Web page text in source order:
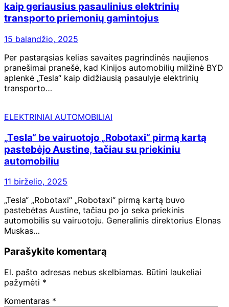
kaip geriausius pasaulinius elektrinių
transporto priemonių gamintojus
15 balandžio, 2025
Per pastarąsias kelias savaites pagrindinės naujienos
pranešimai pranešė, kad Kinijos automobilių milžinė BYD
aplenkė „Tesla“ kaip didžiausią pasaulyje elektrinių
transporto…
ELEKTRINIAI AUTOMOBILIAI
„Tesla“ be vairuotojo „Robotaxi“ pirmą kartą
pastebėjo Austine, tačiau su priekiniu
automobiliu
11 birželio, 2025
„Tesla“ „Robotaxi“ „Robotaxi“ pirmą kartą buvo
pastebėtas Austine, tačiau po jo seka priekinis
automobilis su vairuotoju. Generalinis direktorius Elonas
Muskas…
Parašykite komentarą
El. pašto adresas nebus skelbiamas. Būtini laukeliai
pažymėti *
Komentaras *